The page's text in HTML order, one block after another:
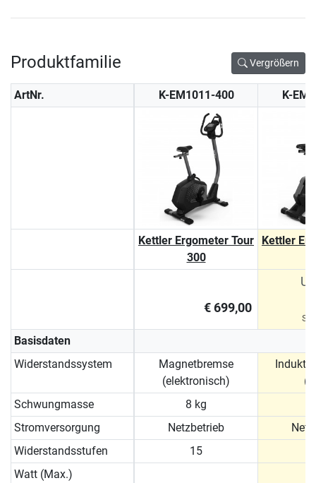
Produktfamilie Vergrößern
ArtNr. K-EM1011-400 K-
Kettler Ergometer Tour
300
Kettler
€ 699,00
Basisdaten
Widerstandssystem
Magnetbremse
(elektronisch)
Schwungmasse
8 kg
Stromversorgung
Netzbetrieb
Widerstandsstufen
15
Watt (Max.)